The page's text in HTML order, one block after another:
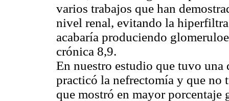
varios trabajos que han
nivel renal, evitando la
acabaría produciendo
crónica 8,9.
En nuestro estudio que tuvo una
practicó la nefrectomía y que no
que mostró en mayor